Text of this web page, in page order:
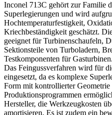
Inconel 713C gehört zur Familie
Superlegierungen und wird
Hochtemperaturfestigkeit,
Kriechbeständigkeit geschätzt.
geeignet für Turbinenschaufeln,
Sektionsteile von Turboladern,
Testkomponenten für Gasturbinen.
Das Feingussverfahren wird für
eingesetzt, da es komplexe
Form mit kontrollierter Geometrie
Produktionsprogrammen
Hersteller, die Werkzeugkosten
amortisieren. Es ist zudem ein